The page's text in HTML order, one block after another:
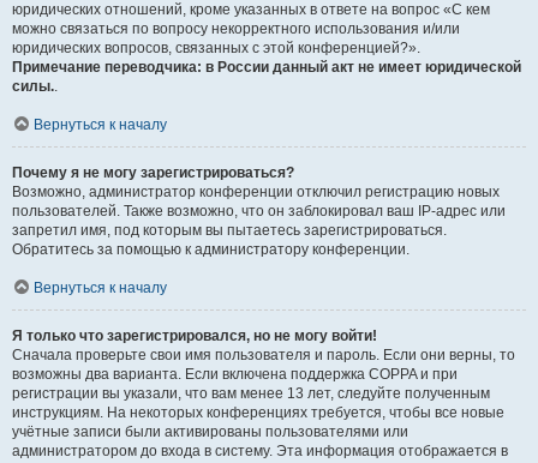
юридических отношений, кроме указанных в ответе на вопрос «С кем
можно связаться по вопросу некорректного использования и/или
юридических вопросов, связанных с этой конференцией?».
Примечание переводчика: в России данный акт не имеет юридической
силы..
Вернуться к началу
Почему я не могу зарегистрироваться?
Возможно, администратор конференции отключил регистрацию новых
пользователей. Также возможно, что он заблокировал ваш IP-адрес или
запретил имя, под которым вы пытаетесь зарегистрироваться.
Обратитесь за помощью к администратору конференции.
Вернуться к началу
Я только что зарегистрировался, но не могу войти!
Сначала проверьте свои имя пользователя и пароль. Если они верны, то
возможны два варианта. Если включена поддержка COPPA и при
регистрации вы указали, что вам менее 13 лет, следуйте полученным
инструкциям. На некоторых конференциях требуется, чтобы все новые
учётные записи были активированы пользователями или
администратором до входа в систему. Эта информация отображается в